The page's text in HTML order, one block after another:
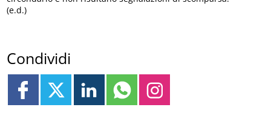
(e.d.)
Condividi